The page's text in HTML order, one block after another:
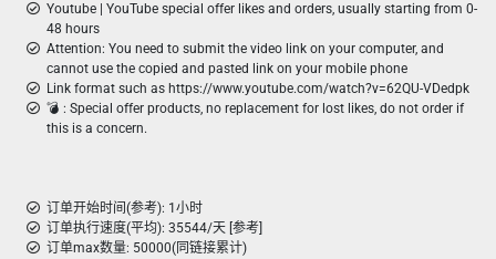
Youtube | YouTube special offer likes and orders, usually starting from 0-
48 hours
Attention: You need to submit the video link on your computer, and
cannot use the copied and pasted link on your mobile phone
Link format such as https://www.youtube.com/watch?v=62QU-VDedpk
💣 ︎: Special offer products, no replacement for lost likes, do not order if
this is a concern.
订单开始时间(参考): 1小时
订单执行速度(平均): 35544/天 [参考]
订单max数量: 50000(同链接累计)